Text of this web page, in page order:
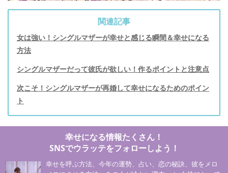
関連記事
女は強い！シングルマザーが幸せと感じる瞬間＆幸せになる
方法
シングルマザーだって彼氏が欲しい！作るポイントと注意点
次こそ！シングルマザーが再婚して幸せになるためのポイン
ト
幸せになる情報たくさん！
SNSでウラッテをフォローしよう！
幸せを呼ぶ方法、今年の運勢、占い、恋の秘訣、彼をメロ